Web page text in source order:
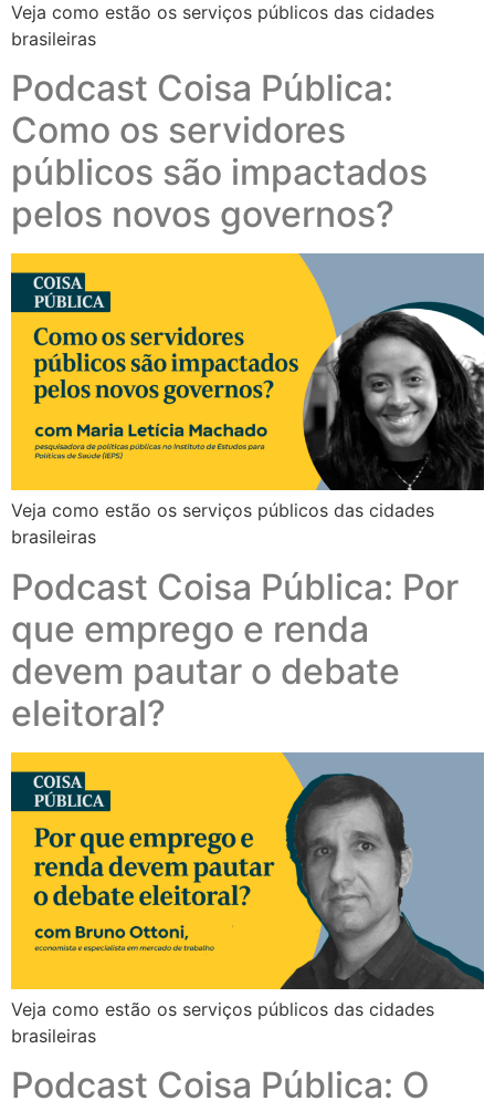
Veja como estão os serviços públicos das cidades
brasileiras
Podcast Coisa Pública:
Como os servidores
públicos são impactados
pelos novos governos?
Veja como estão os serviços públicos das cidades
brasileiras
Podcast Coisa Pública: Por
que emprego e renda
devem pautar o debate
eleitoral?
Veja como estão os serviços públicos das cidades
brasileiras
Podcast Coisa Pública: O